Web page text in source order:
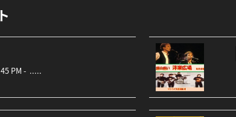
PM - .....